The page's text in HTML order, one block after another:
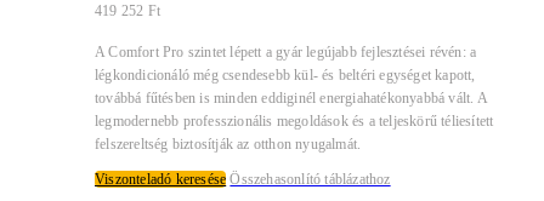
419 252 Ft
A Comfort Pro szintet lépett a gyár legújabb fejlesztései révén: a
légkondicionáló még csendesebb kül- és beltéri egységet kapott,
továbbá fűtésben is minden eddiginél energiahatékonyabbá vált. A
legmodernebb professzionális megoldások és a teljeskörű téliesített
felszereltség biztosítják az otthon nyugalmát.
Viszonteladó keresése Összehasonlító táblázathoz